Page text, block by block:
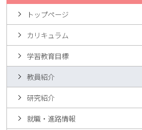
トップページ
カリキュラム
学習教育目標
教員紹介
研究紹介
就職・進路情報